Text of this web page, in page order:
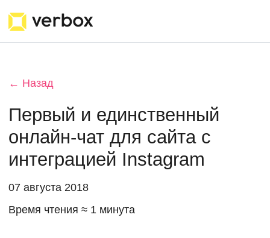
← Назад
Первый и единственный
онлайн-чат для сайта с
интеграцией Instagram
07 августа 2018
Время чтения ≈ 1 минута